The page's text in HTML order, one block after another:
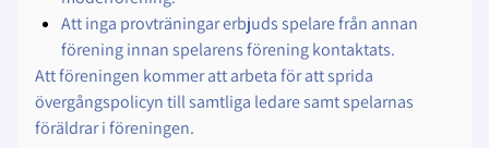
Att inga provträningar erbjuds spelare från annan
förening innan spelarens förening kontaktats.
Att föreningen kommer att arbeta för att sprida
övergångspolicyn till samtliga ledare samt spelarnas
föräldrar i föreningen.